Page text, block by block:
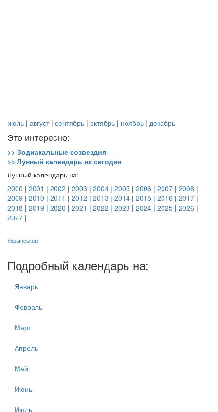
июль | август| сентябрь | октябрь | ноябрь | декабрь
Это интересно:
>> Зодиакальные созвездия
>> Лунный календарь на сегодня
Лунный календарь на:
2000 | 2001 | 2002 | 2003 | 2004 | 2005 | 2006 | 2007 | 2008 |
2009 | 2010 | 2011 | 2012 | 2013 | 2014 | 2015 | 2016 | 2017 |
2018 | 2019 | 2020 | 2021 | 2022 | 2023 | 2024 | 2025 | 2026 |
2027 |
Українською
Подробный календарь на:
Январь
Февраль
Март
Апрель
Май
Июнь
Июль